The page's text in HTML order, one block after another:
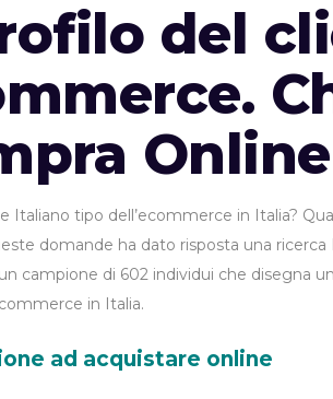
del
Italiano tipo dell’ecommerce in Italia?
domande ha dato risposta una ricerca
campione di 602 individui che disegna
in Italia.
ad acquistare online